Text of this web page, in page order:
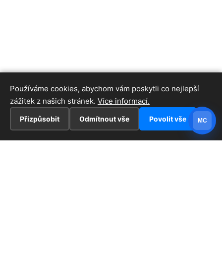
Používáme cookies, abychom vám poskytli co nejlepší
zážitek z našich stránek. Více informací.
Přizpůsobit Odmítnout vše Povolit vše MC